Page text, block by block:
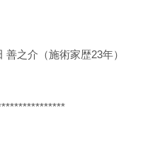
之介（施術家歴23年）